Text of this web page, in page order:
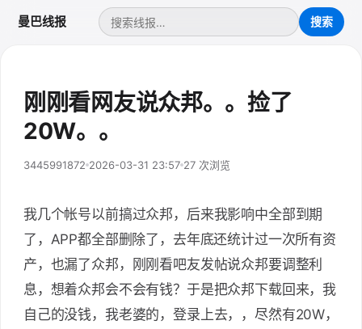
曼巴线报
刚刚看网友说众邦。。捡了
20W。。
3445991872 2026-03-31 23:57 27 次浏览
我几个帐号以前搞过众邦，后来我影响中全部到期
了，APP都全部删除了，去年底还统计过一次所有资
产，也漏了众邦，刚刚看吧友发帖说众邦要调整利
息，想着众邦会不会有钱？于是把众邦下载回来，我
自己的没钱，我老婆的，登录上去，，尽然有20W，